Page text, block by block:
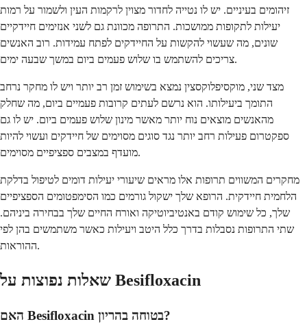
זיהומים בעיניים. יש לו נטייה לחדור מצוין לרקמות העין ולשמור על רמות
יעילות לתקופות ממושכות. התרופה מכוונת גם לשני אנזימים חיידקיים
שונים, מה שעשוי להקשות על החיידקים לפתח עמידות. רוב האנשים
צריכים להשתמש בו שלוש פעמים ביום במשך שבעה ימים.
מצד שני, מוקסיפלוקסצין נמצא בשימוש זמן רב יותר ויש לו מחקר נרחב
התומך ביעילותו. הוא נרשם לעתים קרובות פעמיים ביום, מה שחלק
מהאנשים מוצאים נוח יותר מאשר מינון שלוש פעמים ביום. יש לו גם
ספקטרום פעילות רחב יותר נגד סוגים מסוימים של חיידקים ועשוי להיות
מועדף במצבים ספציפיים מסוימים.
מחקרים המשווים תרופות אלו מראים שיעורי יעילות דומים לטיפול בדלקת
הלחמית חיידקית. הרופא שלך ישקול גורמים כמו הסימפטומים הספציפיים
שלך, כל שימוש קודם באנטיביוטיקה ואורח החיים שלך בבחירה ביניהם.
שתי התרופות נסבלות בדרך כלל היטב ויעילות כאשר משתמשים בהן לפי
ההוראות.
שאלות נפוצות על Besifloxacin
האם Besifloxacin בטוחה בהריון?